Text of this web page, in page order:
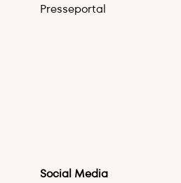
Presseportal
Social Media